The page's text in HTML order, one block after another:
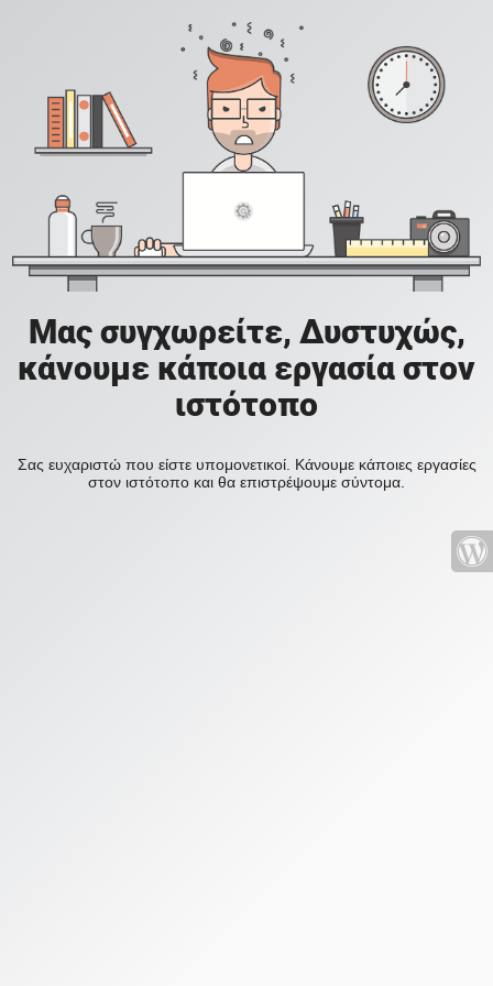
Μας συγχωρείτε, Δυστυχώς,
κάνουμε κάποια εργασία στον
ιστότοπο
Σας ευχαριστώ που είστε υπομονετικοί. Κάνουμε κάποιες εργασίες
στον ιστότοπο και θα επιστρέψουμε σύντομα.